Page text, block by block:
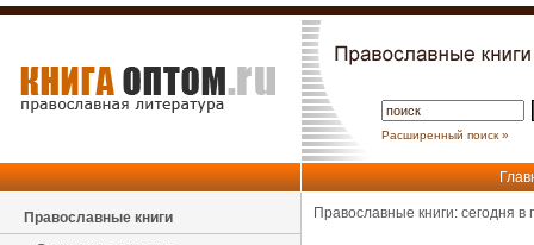
Расширенный поиск »
Православные книги
Православные книги: сегодня